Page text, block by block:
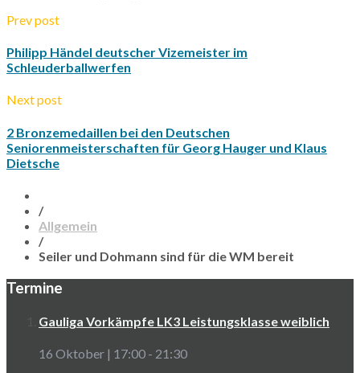
Prev post
Philipp Händel deutscher Vizemeister im
Schleuderballwerfen
Next post
2 Bronzemedaillen bei den Deutschen
Seniorenmeisterschaften für Georg Hauger und Klaus
Dietsche
/
Allgemein
/
Seiler und Dohmann sind für die WM bereit
Termine
Gauliga Vorkämpfe LK3 Leistungsklasse weiblich
16 Oktober | 17:00 - 21:30